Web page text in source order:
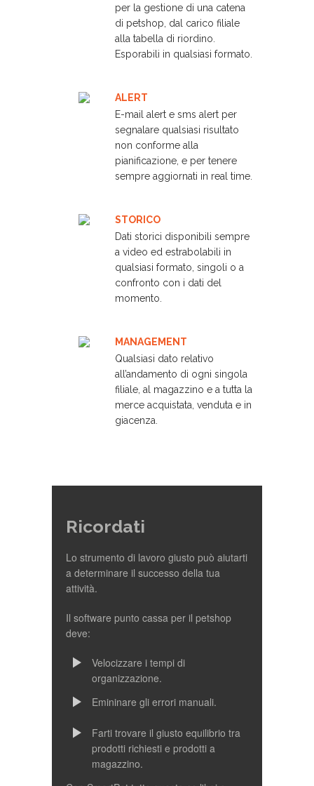
per la gestione di una catena
di petshop, dal carico filiale
alla tabella di riordino.
Esporabili in qualsiasi formato.
ALERT
E-mail alert e sms alert per
segnalare qualsiasi risultato
non conforme alla
pianificazione, e per tenere
sempre aggiornati in real time.
STORICO
Dati storici disponibili sempre
a video ed estrabolabili in
qualsiasi formato, singoli o a
confronto con i dati del
momento.
MANAGEMENT
Qualsiasi dato relativo
all’andamento di ogni singola
filiale, al magazzino e a tutta la
merce acquistata, venduta e in
giacenza.
Ricordati
Lo strumento di lavoro giusto può aiutarti
a determinare il successo della tua
attività.
Il software punto cassa per il petshop
deve:
Velocizzare i tempi di
organizzazione.
Emininare gli errori manuali.
Farti trovare il giusto equilibrio tra
prodotti richiesti e prodotti a
magazzino.